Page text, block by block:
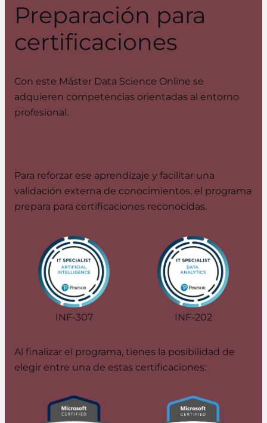
Preparación para
certificaciones
Con este Máster Data Science Online se
adquieren competencias orientadas al entorno
profesional.
Para reforzar ese aprendizaje y facilitar una
validación externa de conocimientos, el programa
prepara para certificaciones reconocidas.
INF-307 INF-202
Al finalizar el programa, tienes la posibilidad de
elegir entre una de estas certificaciones: